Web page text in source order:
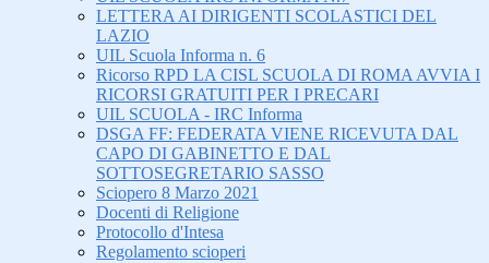
LETTERA AI DIRIGENTI SCOLASTICI DEL
LAZIO
UIL Scuola Informa n. 6
Ricorso RPD LA CISL SCUOLA DI ROMA AVVIA I
RICORSI GRATUITI PER I PRECARI
UIL SCUOLA - IRC Informa
DSGA FF: FEDERATA VIENE RICEVUTA DAL
CAPO DI GABINETTO E DAL
SOTTOSEGRETARIO SASSO
Sciopero 8 Marzo 2021
Docenti di Religione
Protocollo d'Intesa
Regolamento scioperi